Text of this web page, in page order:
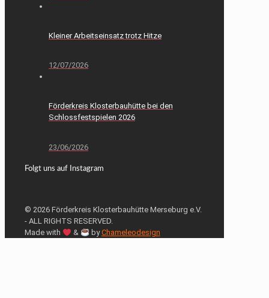
Kleiner Arbeitseinsatz trotz Hitze
12/07/2026
Förderkreis Klosterbauhütte bei den
Schlossfestspielen 2026
23/06/2026
Folgt uns auf Instagram
© 2026 Förderkreis Klosterbauhütte Merseburg e.V.
- ALL RIGHTS RESERVED.
Made with
& byChameleodesign